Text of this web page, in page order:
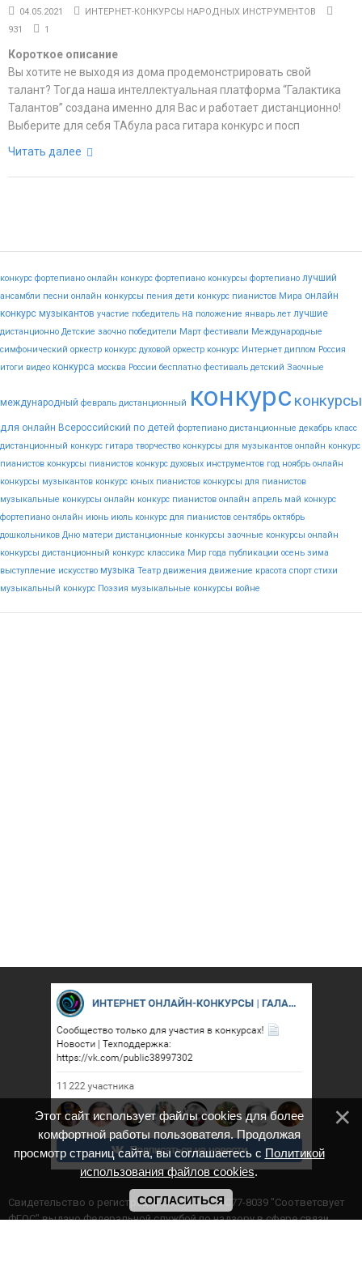
04.05.2021
ИНТЕРНЕТ-КОНКУРСЫ НАРОДНЫХ ИНСТРУМЕНТОВ
931
1
Короткое описание
Вы хотите не выходя из дома продемонстрировать свой
талант? Тогда наша интеллектуальная платформа “Галактика
Талантов” создана именно для Вас и работает дистанционно!
Выберите для себя ТАбула раса гитара конкурс и посп
Читать далее
конкурс фортепиано онлайн конкурс фортепиано конкурсы фортепиано лучший
ансамбли песни онлайн конкурсы пения дети конкурс пианистов Мира онлайн
конкурс музыкантов участие победитель на положение январь лет лучшие
дистанционно Детские заочно победители Март фестивали Международные
симфонический оркестр конкурс духовой оркестр конкурс Интернет диплом Россия
итоги видео конкурса москва России бесплатно фестиваль детский Заочные
международный февраль дистанционный конкурс конкурсы
для онлайн Всероссийский по детей фортепиано дистанционные декабрь класс
дистанционный конкурс гитара творчество конкурсы для музыкантов онлайн конкурс
пианистов конкурсы пианистов конкурс духовых инструментов год ноябрь онлайн
конкурсы музыкантов конкурс юных пианистов конкурсы для пианистов
музыкальные конкурсы онлайн конкурс пианистов онлайн апрель май конкурс
фортепиано онлайн июнь июль конкурс для пианистов сентябрь октябрь
дошкольников Дню матери дистанционные конкурсы заочные конкурсы онлайн
конкурсы дистанционный конкурс классика Мир года публикации осень зима
выступление искусство музыка Театр движения движение красота спорт стихи
музыкальный конкурс Поэзия музыкальные конкурсы войне
Cвидетельство о регистрации СМИ ИА № ФС77-8039 "Соответсвует
ФГОС" выдано Федеральной службой по надзору в сфере связи,
Этот сайт использует файлы cookies для более
комфортной работы пользователя. Продолжая
просмотр страниц сайта, вы соглашаетесь с Политикой
использования файлов cookies.
СОГЛАСИТЬСЯ